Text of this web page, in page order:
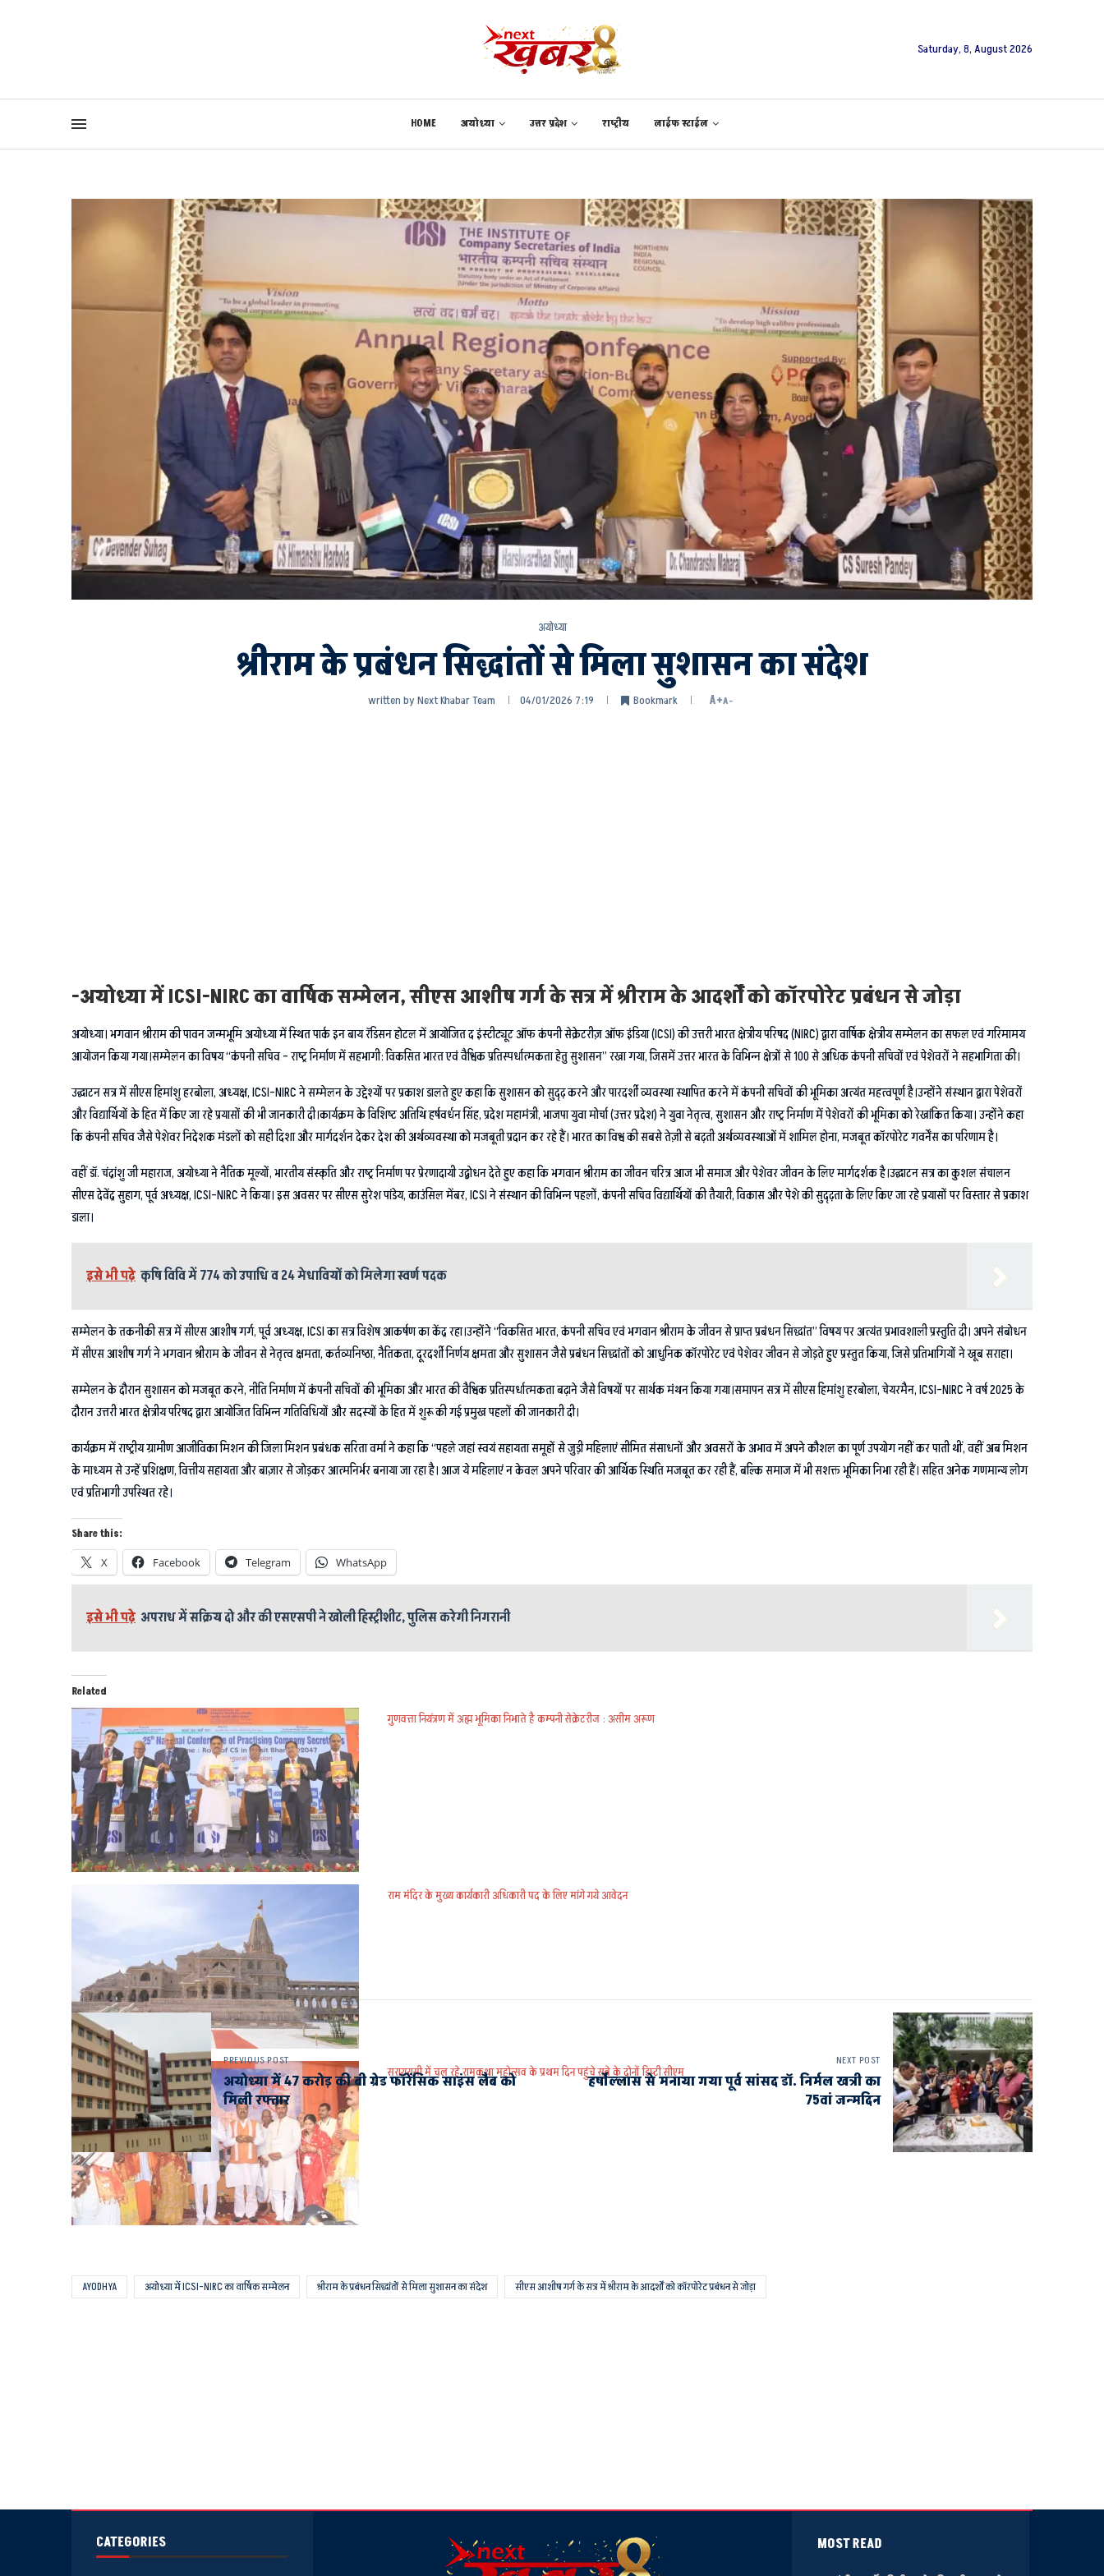
Saturday, 8, August 2026
HOME अयोध्या उत्तर प्रदेश राष्ट्रीय लाईफ स्टाईल
अयोध्या
श्रीराम के प्रबंधन सिद्धांतों से मिला सुशासन का संदेश
written byNext Khabar Team 04/01/2026 7:19 Bookmark A+A-
-अयोध्या में ICSI-NIRC का वार्षिक सम्मेलन, सीएस आशीष गर्ग के सत्र में श्रीराम के आदर्शों को कॉरपोरेट प्रबंधन से जोड़ा
अयोध्या। भगवान श्रीराम की पावन जन्मभूमि अयोध्या में स्थित पार्क इन बाय रॅडिसन होटल में आयोजित द इंस्टीट्यूट ऑफ कंपनी सेक्रेटरीज़ ऑफ इंडिया (ICSI) की उत्तरी भारत क्षेत्रीय परिषद (NIRC) द्वारा वार्षिक क्षेत्रीय सम्मेलन का सफल एवं गरिमामय
आयोजन किया गया।सम्मेलन का विषय “कंपनी सचिव – राष्ट्र निर्माण में सहभागी: विकसित भारत एवं वैश्विक प्रतिस्पर्धात्मकता हेतु सुशासन” रखा गया, जिसमें उत्तर भारत के विभिन्न क्षेत्रों से 100 से अधिक कंपनी सचिवों एवं पेशेवरों ने सहभागिता की।
उद्घाटन सत्र में सीएस हिमांशु हरबोला, अध्यक्ष, ICSI–NIRC ने सम्मेलन के उद्देश्यों पर प्रकाश डालते हुए कहा कि सुशासन को सुदृढ़ करने और पारदर्शी व्यवस्था स्थापित करने में कंपनी सचिवों की भूमिका अत्यंत महत्वपूर्ण है।उन्होंने संस्थान द्वारा पेशेवरों
और विद्यार्थियों के हित में किए जा रहे प्रयासों की भी जानकारी दी।कार्यक्रम के विशिष्ट अतिथि हर्षवर्धन सिंह, प्रदेश महामंत्री, भाजपा युवा मोर्चा (उत्तर प्रदेश) ने युवा नेतृत्व, सुशासन और राष्ट्र निर्माण में पेशेवरों की भूमिका को रेखांकित किया। उन्होंने कहा
कि कंपनी सचिव जैसे पेशेवर निदेशक मंडलों को सही दिशा और मार्गदर्शन देकर देश की अर्थव्यवस्था को मजबूती प्रदान कर रहे हैं। भारत का विश्व की सबसे तेज़ी से बढ़ती अर्थव्यवस्थाओं में शामिल होना, मजबूत कॉरपोरेट गवर्नेंस का परिणाम है।
वहीं डॉ. चंद्रांशु जी महाराज, अयोध्या ने नैतिक मूल्यों, भारतीय संस्कृति और राष्ट्र निर्माण पर प्रेरणादायी उद्बोधन देते हुए कहा कि भगवान श्रीराम का जीवन चरित्र आज भी समाज और पेशेवर जीवन के लिए मार्गदर्शक है।उद्घाटन सत्र का कुशल संचालन
सीएस देवेंद्र सुहाग, पूर्व अध्यक्ष, ICSI–NIRC ने किया। इस अवसर पर सीएस सुरेश पांडेय, काउंसिल मेंबर, ICSI ने संस्थान की विभिन्न पहलों, कंपनी सचिव विद्यार्थियों की तैयारी, विकास और पेशे की सुदृढ़ता के लिए किए जा रहे प्रयासों पर विस्तार से प्रकाश
डाला।
इसे भी पढ़े कृषि विवि में 774 को उपाधि व 24 मेधावियों को मिलेगा स्वर्ण पदक
सम्मेलन के तकनीकी सत्र में सीएस आशीष गर्ग, पूर्व अध्यक्ष, ICSI का सत्र विशेष आकर्षण का केंद्र रहा।उन्होंने “विकसित भारत, कंपनी सचिव एवं भगवान श्रीराम के जीवन से प्राप्त प्रबंधन सिद्धांत” विषय पर अत्यंत प्रभावशाली प्रस्तुति दी। अपने संबोधन
में सीएस आशीष गर्ग ने भगवान श्रीराम के जीवन से नेतृत्व क्षमता, कर्तव्यनिष्ठा, नैतिकता, दूरदर्शी निर्णय क्षमता और सुशासन जैसे प्रबंधन सिद्धांतों को आधुनिक कॉरपोरेट एवं पेशेवर जीवन से जोड़ते हुए प्रस्तुत किया, जिसे प्रतिभागियों ने खूब सराहा।
सम्मेलन के दौरान सुशासन को मजबूत करने, नीति निर्माण में कंपनी सचिवों की भूमिका और भारत की वैश्विक प्रतिस्पर्धात्मकता बढ़ाने जैसे विषयों पर सार्थक मंथन किया गया।समापन सत्र में सीएस हिमांशु हरबोला, चेयरमैन, ICSI–NIRC ने वर्ष 2025 के
दौरान उत्तरी भारत क्षेत्रीय परिषद द्वारा आयोजित विभिन्न गतिविधियों और सदस्यों के हित में शुरू की गई प्रमुख पहलों की जानकारी दी।
कार्यक्रम में राष्ट्रीय ग्रामीण आजीविका मिशन की जिला मिशन प्रबंधक सरिता वर्मा ने कहा कि “पहले जहां स्वयं सहायता समूहों से जुड़ी महिलाएं सीमित संसाधनों और अवसरों के अभाव में अपने कौशल का पूर्ण उपयोग नहीं कर पाती थीं, वहीं अब मिशन
के माध्यम से उन्हें प्रशिक्षण, वित्तीय सहायता और बाज़ार से जोड़कर आत्मनिर्भर बनाया जा रहा है। आज ये महिलाएं न केवल अपने परिवार की आर्थिक स्थिति मजबूत कर रही हैं, बल्कि समाज में भी सशक्त भूमिका निभा रही हैं। सहित अनेक गणमान्य लोग
एवं प्रतिभागी उपस्थित रहे।
Share this:
X Facebook Telegram WhatsApp
इसे भी पढ़े अपराध में सक्रिय दो और की एसएसपी ने खोली हिस्ट्रीशीट, पुलिस करेगी निगरानी
Related
गुणवत्ता नियंत्रण में अह्म भूमिका निभाते है कम्पनी सेक्रेटरीज : असीम अरूण
राम मंदिर के मुख्य कार्यकारी अधिकारी पद के लिए मांगे गये आवेदन
सरायरासी में चल रहे रामकथा महोत्सव के प्रथम दिन पहुंचे सूबे के दोनों डिप्टी सीएम
AYODHYA अयोध्या में ICSI-NIRC का वार्षिक सम्मेलन श्रीराम के प्रबंधन सिद्धांतों से मिला सुशासन का संदेश सीएस आशीष गर्ग के सत्र में श्रीराम के आदर्शों को कॉरपोरेट प्रबंधन से जोड़ा
PREVIOUS POST
अयोध्या में 47 करोड़ की बी ग्रेड फॉरेंसिक साइंस लैब को
मिली रफ्तार
NEXT POST
हर्षोल्लास से मनाया गया पूर्व सांसद डॉ. निर्मल खत्री का
75वां जन्मदिन
CATEGORIES MOST READ